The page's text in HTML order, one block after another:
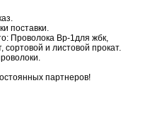
поставки.
Проволока Вр-1для жбк,
сортовой и листовой прокат.
партнеров!